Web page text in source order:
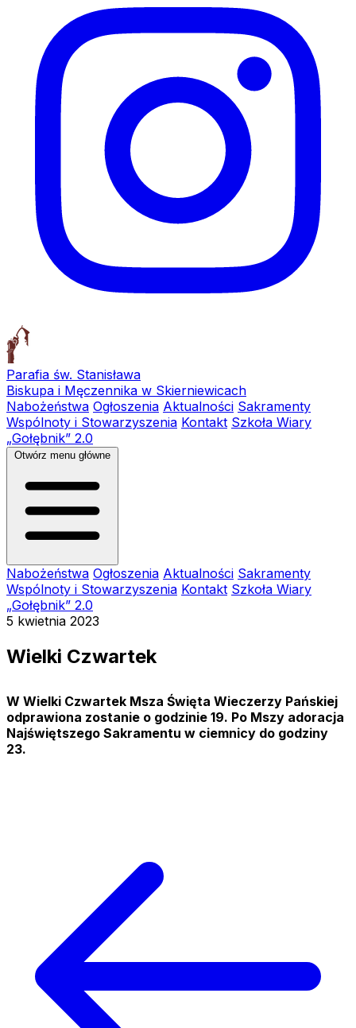
Parafia św. Stanisława
Biskupa i Męczennika w Skierniewicach
Nabożeństwa Ogłoszenia Aktualności Sakramenty
Wspólnoty i Stowarzyszenia Kontakt Szkoła Wiary
„Gołębnik” 2.0
Otwórz menu główne
Nabożeństwa Ogłoszenia Aktualności Sakramenty
Wspólnoty i Stowarzyszenia Kontakt Szkoła Wiary
„Gołębnik” 2.0
5 kwietnia 2023
Wielki Czwartek
W Wielki Czwartek Msza Święta Wieczerzy Pańskiej
odprawiona zostanie o godzinie 19. Po Mszy adoracja
Najświętszego Sakramentu w ciemnicy do godziny
23.